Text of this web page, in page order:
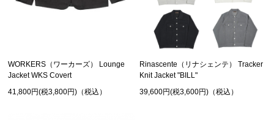
WORKERS（ワーカーズ） Lounge
Jacket WKS Covert
41,800円(税3,800円)（税込）
Rinascente（リナシェンテ） Tracker
Knit Jacket "BILL"
39,600円(税3,600円)（税込）